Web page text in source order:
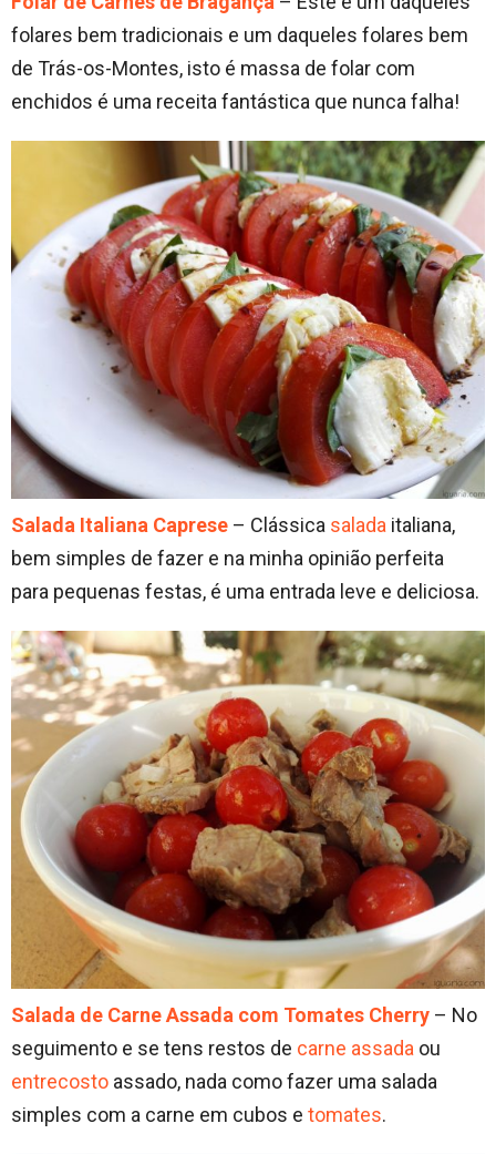
folares bem tradicionais e um daqueles folares bem
de Trás-os-Montes, isto é massa de folar com
enchidos é uma receita fantástica que nunca falha!
Salada Italiana Caprese – Clássica salada italiana,
bem simples de fazer e na minha opinião perfeita
para pequenas festas, é uma entrada leve e deliciosa.
Salada de Carne Assada com Tomates Cherry – No
seguimento e se tens restos de carne assada ou
entrecosto assado, nada como fazer uma salada
simples com a carne em cubos e tomates.